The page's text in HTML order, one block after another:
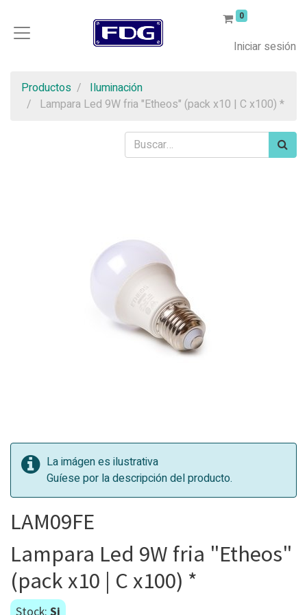
0
Iniciar sesión
Productos
Iluminación
Lampara Led 9W fria "Etheos" (pack x10 | C x100) *
La imágen es ilustrativa
Guíese por la descripción del producto.
LAM09FE
Lampara Led 9W fria "Etheos"
(pack x10 | C x100) *
Stock: Si